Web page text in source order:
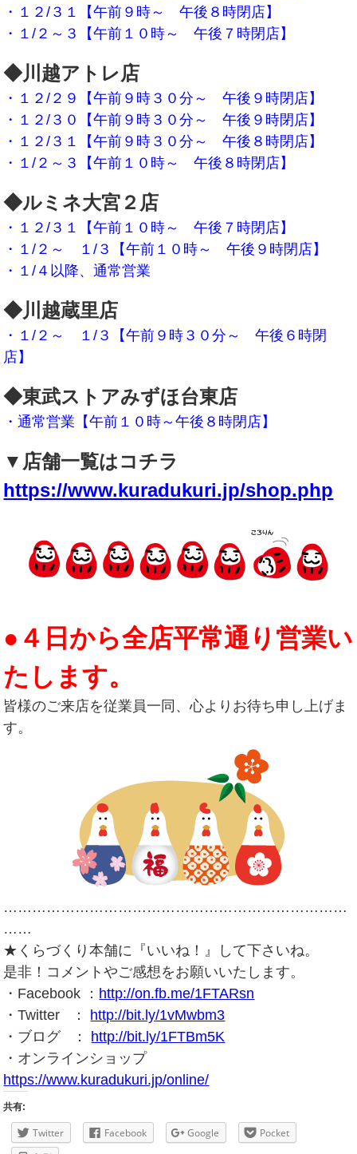
・１２/３１【午前９時～ 午後８時閉店】
・１/２～３【午前１０時～ 午後７時閉店】
◆川越アトレ店
・１２/２９【午前９時３０分～ 午後９時閉店】
・１２/３０【午前９時３０分～ 午後９時閉店】
・１２/３１【午前９時３０分～ 午後８時閉店】
・１/２～３【午前１０時～ 午後８時閉店】
◆ルミネ大宮２店
・１２/３１【午前１０時～ 午後７時閉店】
・１/２～ １/３【午前１０時～ 午後９時閉店】
・１/４以降、通常営業
◆川越蔵里店
・１/２～ １/３【午前９時３０分～ 午後６時閉
店】
◆東武ストアみずほ台東店
・通常営業【午前１０時～午後８時閉店】
▼店舗一覧はコチラ
https://www.kuradukuri.jp/shop.php
●４日から全店平常通り営業い
たします。
皆様のご来店を従業員一同、心よりお待ち申し上げま
す。
………………………………………………………………
……
★くらづくり本舗に『いいね！』して下さいね。
是非！コメントやご感想をお願いいたします。
・Facebook ： http://on.fb.me/1FTARsn
・Twitter ： http://bit.ly/1vMwbm3
・ブログ ： http://bit.ly/1FTBm5K
・オンラインショップ
https://www.kuradukuri.jp/online/
共有:
Twitter Facebook Google
Pocket